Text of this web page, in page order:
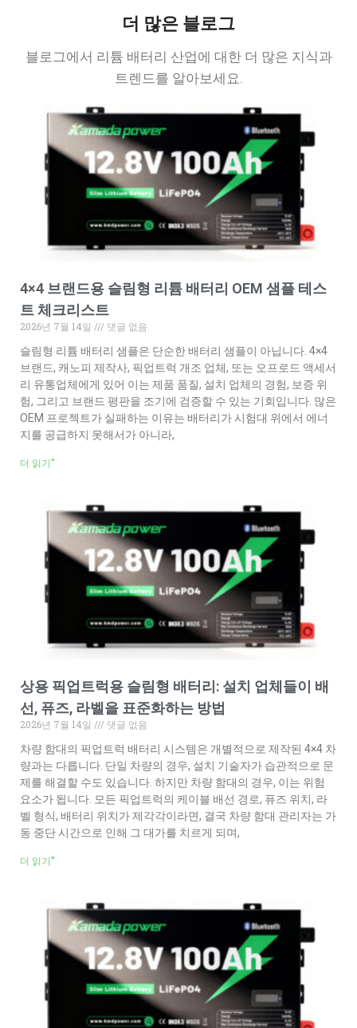
더 많은 블로그
블로그에서 리튬 배터리 산업에 대한 더 많은 지식과
트렌드를 알아보세요.
4×4 브랜드용 슬림형 리튬 배터리 OEM 샘플 테스
트 체크리스트
2026년 7월 14일
댓글 없음
슬림형 리튬 배터리 샘플은 단순한 배터리 샘플이 아닙니다. 4×4
브랜드, 캐노피 제작사, 픽업트럭 개조 업체, 또는 오프로드 액세서
리 유통업체에게 있어 이는 제품 품질, 설치 업체의 경험, 보증 위
험, 그리고 브랜드 평판을 조기에 검증할 수 있는 기회입니다. 많은
OEM 프로젝트가 실패하는 이유는 배터리가 시험대 위에서 에너
지를 공급하지 못해서가 아니라,
더 읽기"
상용 픽업트럭용 슬림형 배터리: 설치 업체들이 배
선, 퓨즈, 라벨을 표준화하는 방법
2026년 7월 14일
댓글 없음
차량 함대의 픽업트럭 배터리 시스템은 개별적으로 제작된 4×4 차
량과는 다릅니다. 단일 차량의 경우, 설치 기술자가 습관적으로 문
제를 해결할 수도 있습니다. 하지만 차량 함대의 경우, 이는 위험
요소가 됩니다. 모든 픽업트럭의 케이블 배선 경로, 퓨즈 위치, 라
벨 형식, 배터리 위치가 제각각이라면, 결국 차량 함대 관리자는 가
동 중단 시간으로 인해 그 대가를 치르게 되며,
더 읽기"